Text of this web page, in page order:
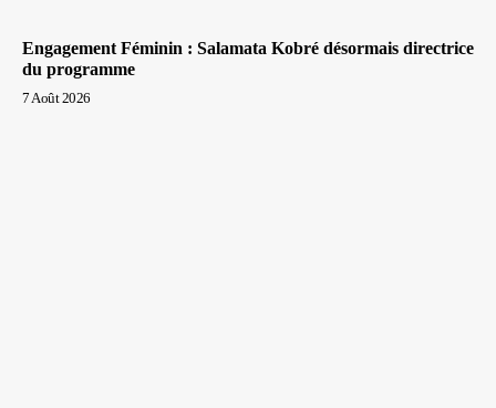
Engagement Féminin : Salamata Kobré désormais directrice
du programme
7 Août 2026